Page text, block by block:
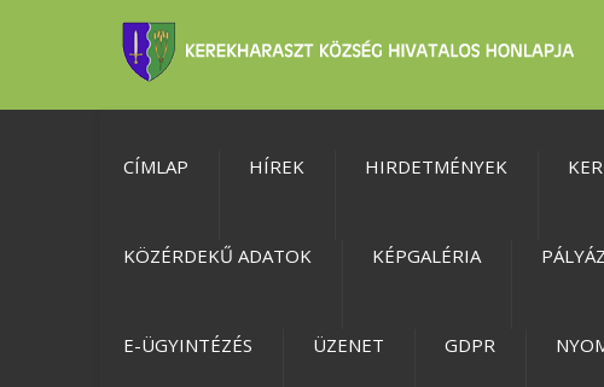
CÍMLAP HÍREK HIRDETMÉNYEK
KÖZÉRDEKŰ ADATOK KÉPGALÉRIA
E-ÜGYINTÉZÉS ÜZENET GDPR